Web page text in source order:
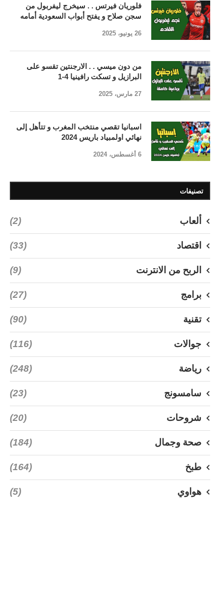
فلوريان فيرتس . . سيخرج ليفربول من
سجن صلاح و يفتح أبواب السعودية أمامه
26 يونيو، 2025
من دون ميسي . . الارجنتين تقسو على
البرازيل و تسكت رافينيا 4-1
27 مارس، 2025
اسبانيا تقصي منتخب المغرب و تتأهل إلى
نهائي اولمبياد باريس 2024
6 أغسطس، 2024
تصنيفات
ألعاب (2)
اقتصاد (33)
الربح من الانترنت (9)
برامج (27)
تقنية (90)
جوالات (116)
رياضة (248)
سامسونج (23)
شروحات (20)
صحة وجمال (184)
طبخ (164)
هواوي (5)